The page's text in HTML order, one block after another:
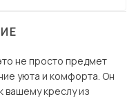
не просто предмет
уюта и комфорта. Он
вашему креслу из